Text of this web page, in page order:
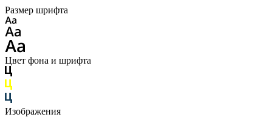
Размер шрифта
Цвет фона и шрифта
Изображения